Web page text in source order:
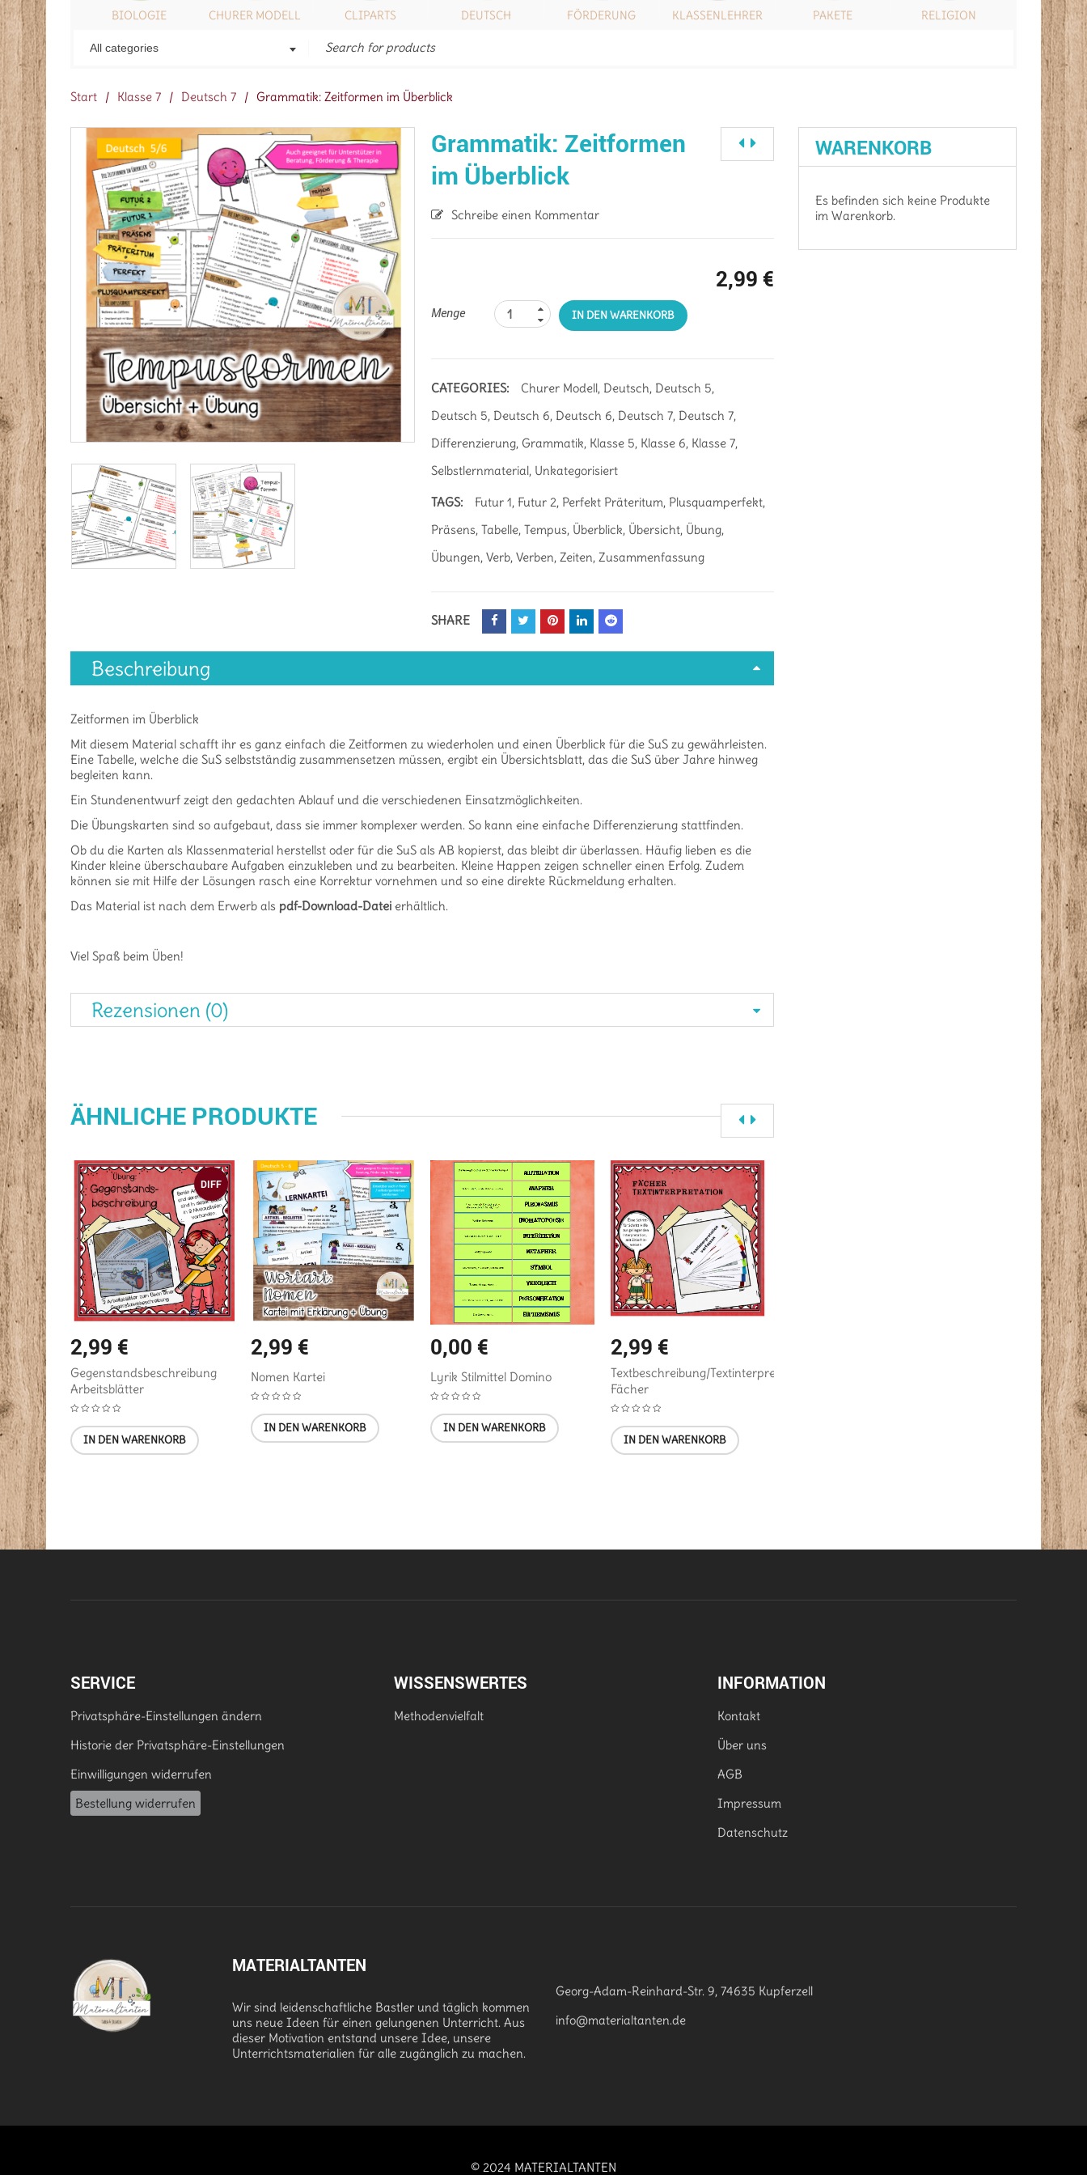
BIOLOGIE CHURER MODELL CLIPARTS DEUTSCH FÖRDERUNG KLASSENLEHRER PAKETE RELIGION
All categories
Start / Klasse 7 / Deutsch 7 / Grammatik: Zeitformen im Überblick
Grammatik: Zeitformen
im Überblick
Schreibe einen Kommentar
2,99 €
Menge IN DEN WARENKORB
CATEGORIES: Churer Modell, Deutsch, Deutsch 5,
Deutsch 5, Deutsch 6, Deutsch 6, Deutsch 7, Deutsch 7,
Differenzierung, Grammatik, Klasse 5, Klasse 6, Klasse 7,
Selbstlernmaterial, Unkategorisiert
TAGS: Futur 1, Futur 2, Perfekt Präteritum, Plusquamperfekt,
Präsens,Tabelle,Tempus, Überblick, Übersicht, Übung,
Übungen,Verb,Verben,Zeiten,Zusammenfassung
SHARE
Beschreibung
Zeitformen im Überblick
Mit diesem Material schafft ihr es ganz einfach die Zeitformen zu wiederholen und einen Überblick für die SuS zu gewährleisten.
Eine Tabelle, welche die SuS selbstständig zusammensetzen müssen, ergibt ein Übersichtsblatt, das die SuS über Jahre hinweg
begleiten kann.
Ein Stundenentwurf zeigt den gedachten Ablauf und die verschiedenen Einsatzmöglichkeiten.
Die Übungskarten sind so aufgebaut, dass sie immer komplexer werden. So kann eine einfache Differenzierung stattfinden.
Ob du die Karten als Klassenmaterial herstellst oder für die SuS als AB kopierst, das bleibt dir überlassen. Häufig lieben es die
Kinder kleine überschaubare Aufgaben einzukleben und zu bearbeiten. Kleine Happen zeigen schneller einen Erfolg. Zudem
können sie mit Hilfe der Lösungen rasch eine Korrektur vornehmen und so eine direkte Rückmeldung erhalten.
Das Material ist nach dem Erwerb als pdf-Download-Datei erhältlich.
Viel Spaß beim Üben!
Rezensionen (0)
ÄHNLICHE PRODUKTE
DIFF
2,99 €
Gegenstandsbeschreibung
Arbeitsblätter
IN DEN WARENKORB
2,99 €
Nomen Kartei
IN DEN WARENKORB
0,00 €
Lyrik Stilmittel Domino
IN DEN WARENKORB
2,99 €
Textbeschreibung/Textinterpretation
Fächer
IN DEN WARENKORB
Stilmittel
IN DEN WARENKORB
WARENKORB
Es befinden sich keine Produkte
im Warenkorb.
SERVICE
Privatsphäre-Einstellungen ändern
Historie der Privatsphäre-Einstellungen
Einwilligungen widerrufen
Bestellung widerrufen
WISSENSWERTES
Methodenvielfalt
INFORMATION
Kontakt
Über uns
AGB
Impressum
Datenschutz
MATERIALTANTEN
Wir sind leidenschaftliche Bastler und täglich kommen
uns neue Ideen für einen gelungenen Unterricht. Aus
dieser Motivation entstand unsere Idee, unsere
Unterrichtsmaterialien für alle zugänglich zu machen.
Georg-Adam-Reinhard-Str. 9, 74635 Kupferzell
info@materialtanten.de
© 2024 MATERIALTANTEN